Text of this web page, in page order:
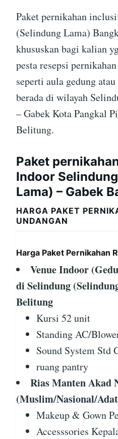
Paket pernikahan
(Selindung Lama)
khususkan bagi kalian
pesta resepsi
seperti aula gedung
berada di wilayah
– Gabek Kota Pangkal
Belitung.
Paket
Indoor
Lama) – Gabek
HARGA PAKET
UNDANGAN
Harga Paket Pernikahan
Venue Indoor
di Selindung
Belitung
Kursi 52 unit
Standing AC/
Sound System Std
ruang pantry
Rias Manten Akad
(Muslim/Nasional/
Makeup & Gown
Accesssories